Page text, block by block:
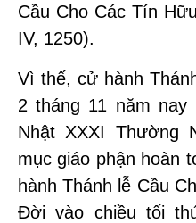
Cầu Cho Các Tín
IV, 1250).
Vì thế, cử hành
2 tháng 11 năm
Nhật XXXI Thường
mục giáo phận hoàn
hành Thánh lễ Cầu
Đời vào chiều tối